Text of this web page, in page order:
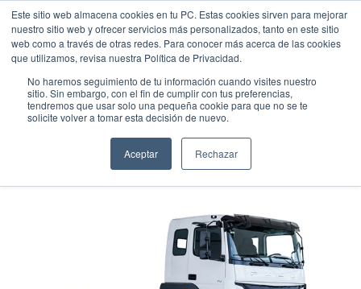
Este sitio web almacena cookies en tu PC. Estas cookies sirven para mejorar
nuestro sitio web y ofrecer servicios más personalizados, tanto en este sitio
web como a través de otras redes. Para conocer más acerca de las cookies
que utilizamos, revisa nuestra Política de Privacidad.
No haremos seguimiento de tu información cuando visites nuestro
sitio. Sin embargo, con el fin de cumplir con tus preferencias,
tendremos que usar solo una pequeña cookie para que no se te
solicite volver a tomar esta decisión de nuevo.
Aceptar Rechazar
FUSO FJ 18
DIESEL